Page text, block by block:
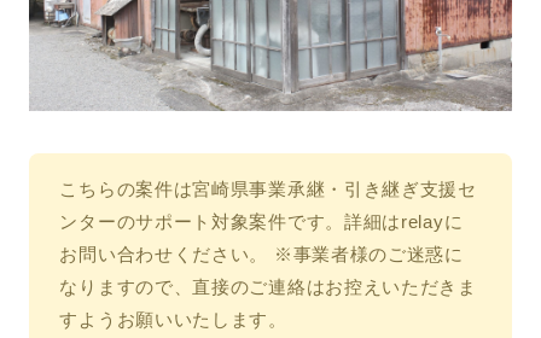
こちらの案件は宮崎県事業承継・引き継ぎ支援セ
ンターのサポート対象案件です。詳細はrelayに
お問い合わせください。 ※事業者様のご迷惑に
なりますので、直接のご連絡はお控えいただきま
すようお願いいたします。